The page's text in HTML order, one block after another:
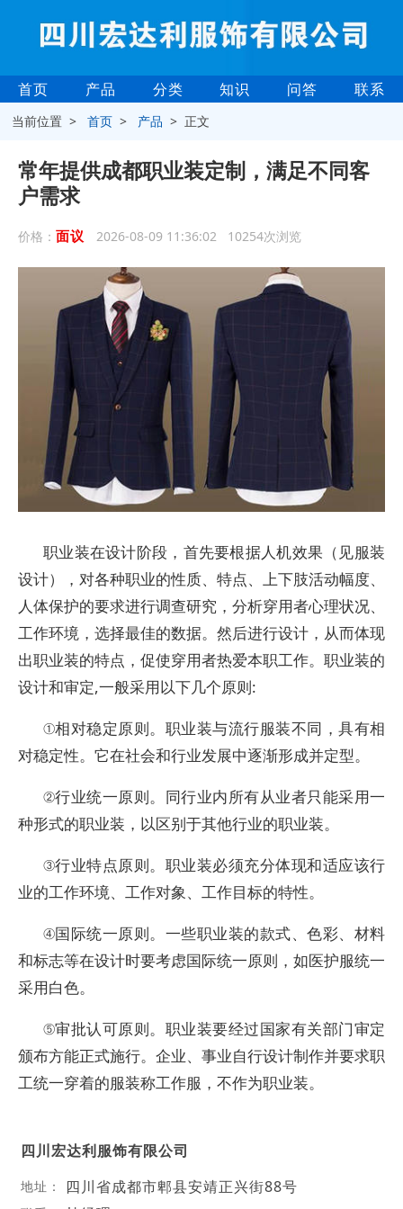
首页 产品 分类 知识 问答 联系
当前位置 >首页 > 产品 > 正文
常年提供成都职业装定制，满足不同客
户需求
价格： 面议 2026-08-09 11:36:02 10254次浏览
职业装在设计阶段，首先要根据人机效果（见服装
设计），对各种职业的性质、特点、上下肢活动幅度、
人体保护的要求进行调查研究，分析穿用者心理状况、
工作环境，选择最佳的数据。然后进行设计，从而体现
出职业装的特点，促使穿用者热爱本职工作。职业装的
设计和审定,一般采用以下几个原则:
①相对稳定原则。职业装与流行服装不同，具有相
对稳定性。它在社会和行业发展中逐渐形成并定型。
②行业统一原则。同行业内所有从业者只能采用一
种形式的职业装，以区别于其他行业的职业装。
③行业特点原则。职业装必须充分体现和适应该行
业的工作环境、工作对象、工作目标的特性。
④国际统一原则。一些职业装的款式、色彩、材料
和标志等在设计时要考虑国际统一原则，如医护服统一
采用白色。
⑤审批认可原则。职业装要经过国家有关部门审定
颁布方能正式施行。企业、事业自行设计制作并要求职
工统一穿着的服装称工作服，不作为职业装。
四川宏达利服饰有限公司
地址： 四川省成都市郫县安靖正兴街88号